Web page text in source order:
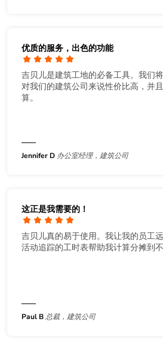
优质的服务，出色的功能
吉贝儿是建筑工地的必备工具。我们
对我们的建筑公司来说性价比高，并
算。
Jennifer D 办公室经理，建筑公司
这正是我需要的！
吉贝儿真的易于使用。我让我的员工
活动追踪的工时表帮助我计算分摊到
Paul B总裁，建筑公司